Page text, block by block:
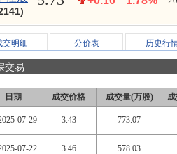
交明细 分价表 历史行
交易
日期 成交价格 成交量(万股)
07-29 3.43 773.07
07-22 3.46 578.03